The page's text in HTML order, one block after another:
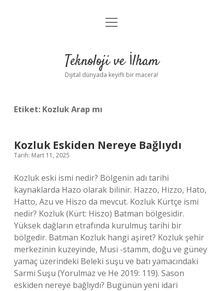
Anasayfa
Yasal Uyarı
menüyü
Teknoloji ve İlham
Dijital dünyada keyifli bir macera!
Etiket: Kozluk Arap mı
Kozluk Eskiden Nereye Bağlıydı
Tarih: Mart 11, 2025
Kozluk eski ismi nedir? Bölgenin adı tarihi
kaynaklarda Hazo olarak bilinir. Hazzo, Hizzo, Hato,
Hatto, Azu ve Hiszo da mevcut. Kozluk Kürtçe ismi
nedir? Kozluk (Kürt: Hiszo) Batman bölgesidir.
Yüksek dağların etrafında kurulmuş tarihi bir
bölgedir. Batman Kozluk hangi aşiret? Kozluk şehir
merkezinin kuzeyinde, Musi -stamm, doğu ve güney
yamaç üzerindeki Beleki suşu ve batı yamacındaki
Sarmi Suşu (Yorulmaz ve He 2019: 119). Sason
eskiden nereye bağlıydı? Bugünün yeni idari